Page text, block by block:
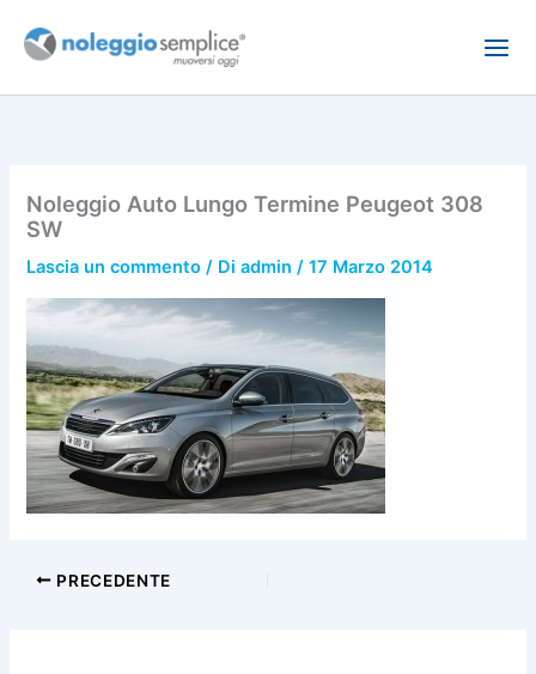
Noleggio Auto Lungo Termine Peugeot 308
SW
Lascia un commento / Diadmin/17 Marzo 2014
PRECEDENTE